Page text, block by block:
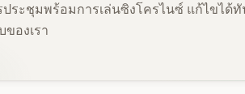
ระชุมพร้อมการเล่นซิงโครไนซ์ แก้ไขได้ทั
องเรา